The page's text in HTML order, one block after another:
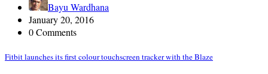
Bayu Wardhana
January 20, 2016
0 Comments
Fitbit launches its first colour touchscreen tracker with the Blaze